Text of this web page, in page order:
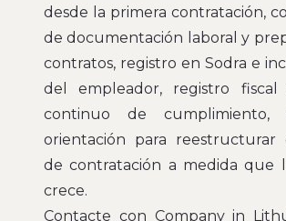
desde la primera contratación,
de documentación laboral y
contratos, registro en Sodra e
del empleador, registro
continuo de cumplimiento,
orientación para reestructurar
de contratación a medida que
crece.
Contacte con Company in